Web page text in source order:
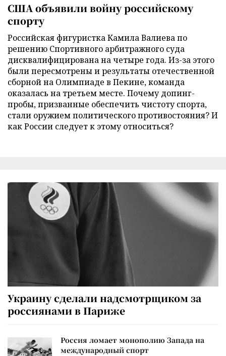
США объявили войну российскому
спорту
Российская фигуристка Камила Валиева по
решению Спортивного арбитражного суда
дисквалифицирована на четыре года. Из-за этого
были пересмотрены и результаты отечественной
сборной на Олимпиаде в Пекине, команда
оказалась на третьем месте. Почему допинг-
пробы, призванные обеспечить чистоту спорта,
стали оружием политического противостояния? И
как России следует к этому относиться?
Украину сделали надсмотрщиком за
россиянами в Париже
Россия ломает монополию Запада на
международный спорт